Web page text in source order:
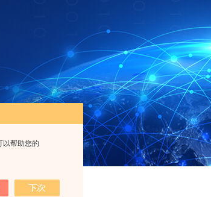
以帮助您的